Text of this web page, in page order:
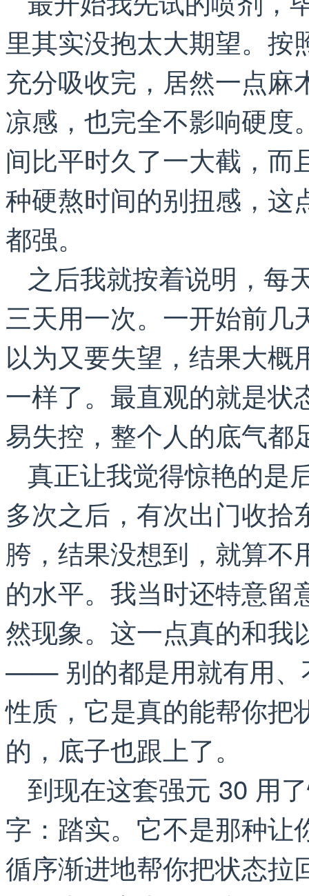
里其实没抱太大期望。
充分吸收完，居然一点麻
凉感，也完全不影响硬度
间比平时久了一大截，而
种硬熬时间的别扭感，这
都强。
之后我就按着说明，每
三天用一次。一开始前
以为又要失望，结果大
一样了。最直观的就是状
易失控，整个人的底气都
真正让我觉得惊艳的是
多次之后，有次出门收
胯，结果没想到，就算
的水平。我当时还特意留
然现象。这一点真的和我
—— 别的都是用就有用、
性质，它是真的能帮你把
的，底子也跟上了。
到现在这套强元 30 用
字：踏实。它不是那种让
循序渐进地帮你把状态拉